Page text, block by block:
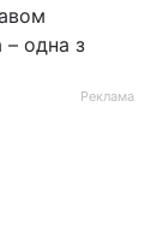
одна з
Реклама